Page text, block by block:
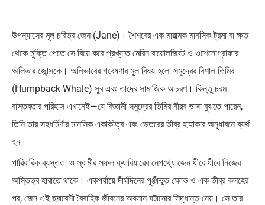
উপন্যাসের মূল চরিত্র জেন (Jane)। শৈশবের এক মারাত্মক মানসিক ট্রমা বা ক্ষত
থেকে মুক্তি পেতে সে বিয়ে করে প্রখ্যাত মেরিন বায়োলজিস্ট ও ওশেনোগ্রাফার
অলিভার জোন্সকে। অলিভারের গবেষণার মূল বিষয় হলো সমুদ্রের বিশাল তিমির
(Humpback Whale) সুর এবং তাদের সামাজিক আচরণ। কিন্তু চরম
বাস্তবতার পরিহাস এখানেই—যে বিজ্ঞানী সমুদ্রের তিমির নীরব ভাষা বুঝতে পারেন,
তিনি তার সহধর্মিণীর মানসিক একাকীত্ব এবং ভেতরের তীব্র হাহাকার অনুধাবনে ব্যর্থ
হন।
পারিবারিক ব্যস্ততা ও স্বামীর সফল ক্যারিয়ারের নেপথ্যে জেন ধীরে ধীরে নিজের
অস্তিত্ব হারাতে থাকে। একপর্যায়ে দীর্ঘদিনের পুঞ্জীভূত ক্ষোভ ও এক তীব্র কলহের
পর, জেন এই ছদ্মবেশী বৈবাহিক জীবনের অবসান ঘটানোর সিদ্ধান্ত নেয়। সে তার